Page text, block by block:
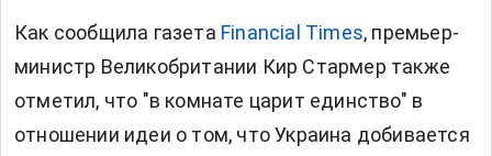
Как сообщила газета Financial Times, премьер-
министр Великобритании Кир Стармер также
отметил, что "в комнате царит единство" в
отношении идеи о том, что Украина добивается